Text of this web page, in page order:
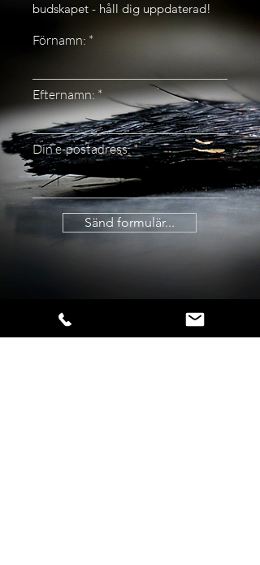
budskapet - håll dig uppdaterad!
Förnamn:
Efternamn:
Din e-postadress:
Sänd formulär...